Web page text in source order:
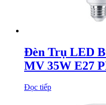
Đèn Trụ LED
MV 35W E27
Đọc tiếp